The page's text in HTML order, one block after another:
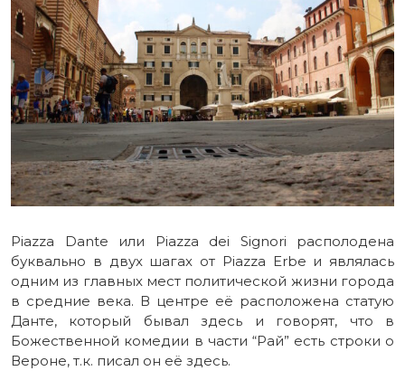
Piazza Dante или Piazza dei Signori располодена
буквально в двух шагах от Piazza Erbe и являлась
одним из главных мест политической жизни города
в средние века. В центре её расположена статую
Данте, который бывал здесь и говорят, что в
Божественной комедии в части “Рай” есть строки о
Вероне, т.к. писал он её здесь.